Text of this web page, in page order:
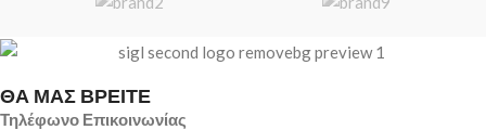
ΘΑ ΜΑΣ ΒΡΕΙΤΕ
Τηλέφωνο Επικοινωνίας